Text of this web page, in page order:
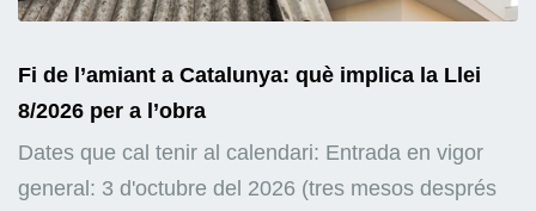
Fi de l’amiant a Catalunya: què implica la Llei
8/2026 per a l’obra
Dates que cal tenir al calendari: Entrada en vigor
general: 3 d'octubre del 2026 (tres mesos després